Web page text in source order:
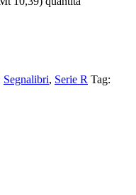
Segnalibri, Serie R Tag: